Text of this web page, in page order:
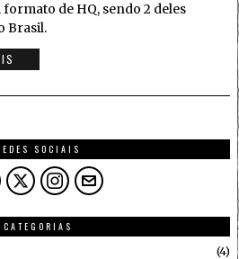
de HQ, sendo 2 deles
Brasil.
SOCIAIS
CATEGORIAS
4